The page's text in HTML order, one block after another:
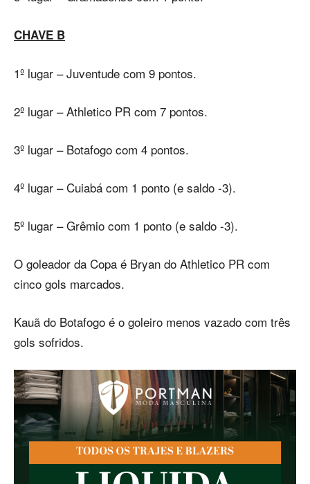
CHAVE B
1º lugar – Juventude com 9 pontos.
2º lugar – Athletico PR com 7 pontos.
3º lugar – Botafogo com 4 pontos.
4º lugar – Cuiabá com 1 ponto (e saldo -3).
5º lugar – Grêmio com 1 ponto (e saldo -3).
O goleador da Copa é Bryan do Athletico PR com
cinco gols marcados.
Kauã do Botafogo é o goleiro menos vazado com três
gols sofridos.